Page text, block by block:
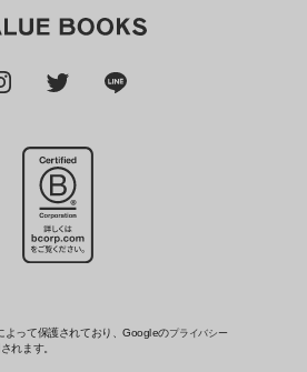
よって保護されており、Googleのプライバシー
れます。